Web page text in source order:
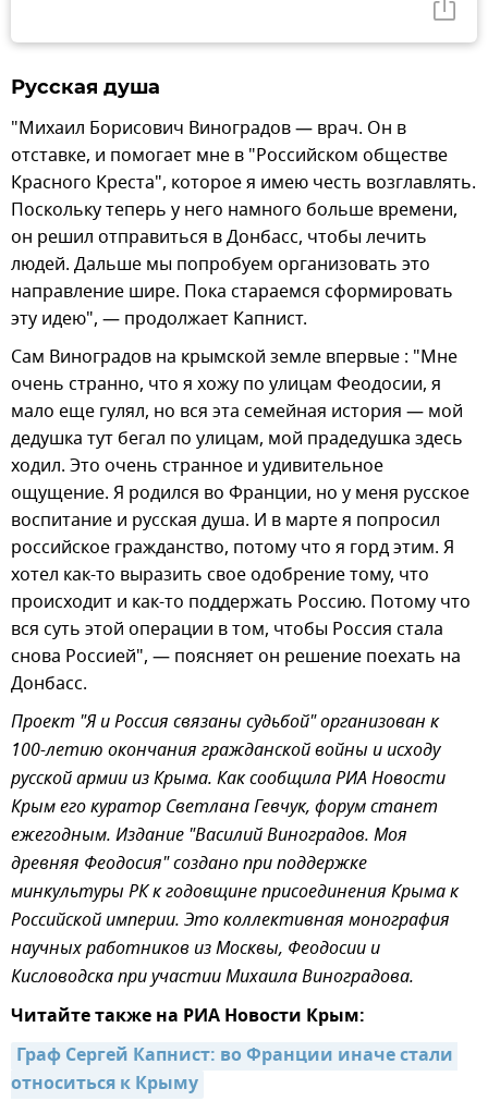
Русская душа
"Михаил Борисович Виноградов — врач. Он в
отставке, и помогает мне в "Российском обществе
Красного Креста", которое я имею честь возглавлять.
Поскольку теперь у него намного больше времени,
он решил отправиться в Донбасс, чтобы лечить
людей. Дальше мы попробуем организовать это
направление шире. Пока стараемся сформировать
эту идею", — продолжает Капнист.
Сам Виноградов на крымской земле впервые : "Мне
очень странно, что я хожу по улицам Феодосии, я
мало еще гулял, но вся эта семейная история — мой
дедушка тут бегал по улицам, мой прадедушка здесь
ходил. Это очень странное и удивительное
ощущение. Я родился во Франции, но у меня русское
воспитание и русская душа. И в марте я попросил
российское гражданство, потому что я горд этим. Я
хотел как-то выразить свое одобрение тому, что
происходит и как-то поддержать Россию. Потому что
вся суть этой операции в том, чтобы Россия стала
снова Россией", — поясняет он решение поехать на
Донбасс.
Проект "Я и Россия связаны судьбой" организован к
100-летию окончания гражданской войны и исходу
русской армии из Крыма. Как сообщила РИА Новости
Крым его куратор Светлана Гевчук, форум станет
ежегодным. Издание "Василий Виноградов. Моя
древняя Феодосия" создано при поддержке
минкультуры РК к годовщине присоединения Крыма к
Российской империи. Это коллективная монография
научных работников из Москвы, Феодосии и
Кисловодска при участии Михаила Виноградова.
Читайте также на РИА Новости Крым:
Граф Сергей Капнист: во Франции иначе стали
относиться к Крыму